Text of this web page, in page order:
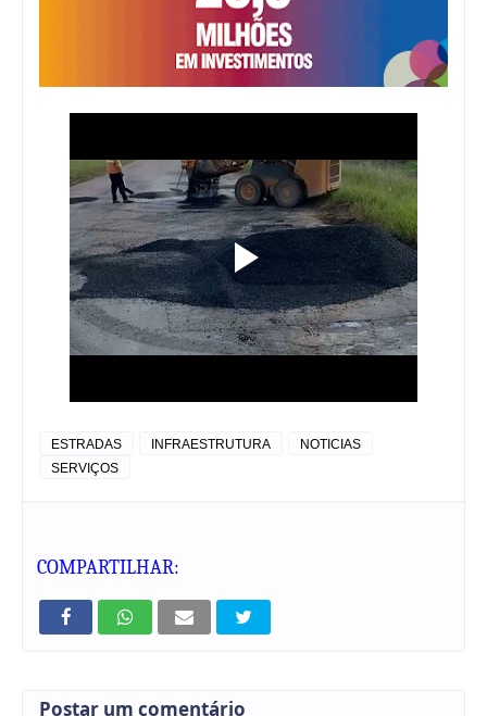
ESTRADAS INFRAESTRUTURA
NOTICIAS
SERVIÇOS
COMPARTILHAR:
Postar um comentário